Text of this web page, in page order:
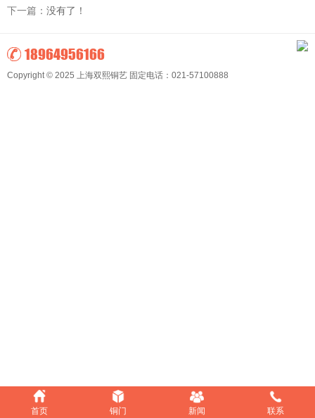
返回首页
下一篇： 没有了！
18964956166
Copyright © 2025 上海双熙铜艺 固定电话：021-57100888
首页 铜门 新闻 联系